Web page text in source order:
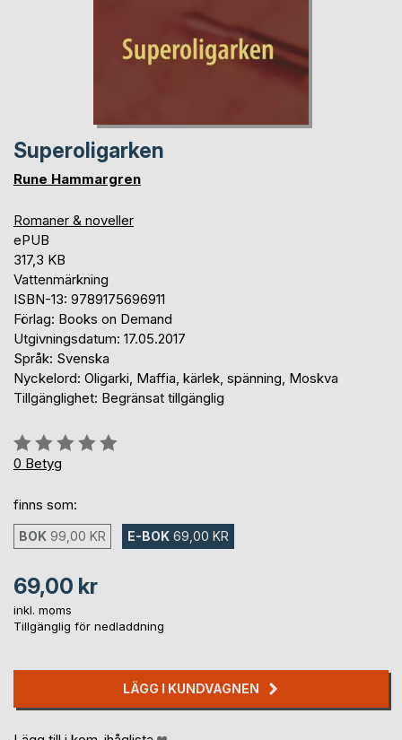
Superoligarken
Rune Hammargren
Romaner & noveller
ePUB
317,3 KB
Vattenmärkning
ISBN-13: 9789175696911
Förlag: Books on Demand
Utgivningsdatum: 17.05.2017
Språk: Svenska
Nyckelord: Oligarki, Maffia, kärlek, spänning, Moskva
Tillgänglighet: Begränsat tillgänglig
Betyg::
0%
0 Betyg
finns som:
BOK 99,00 KR E-BOK 69,00 KR
69,00 kr
inkl. moms
Tillgänglig för nedladdning
LÄGG I KUNDVAGNEN